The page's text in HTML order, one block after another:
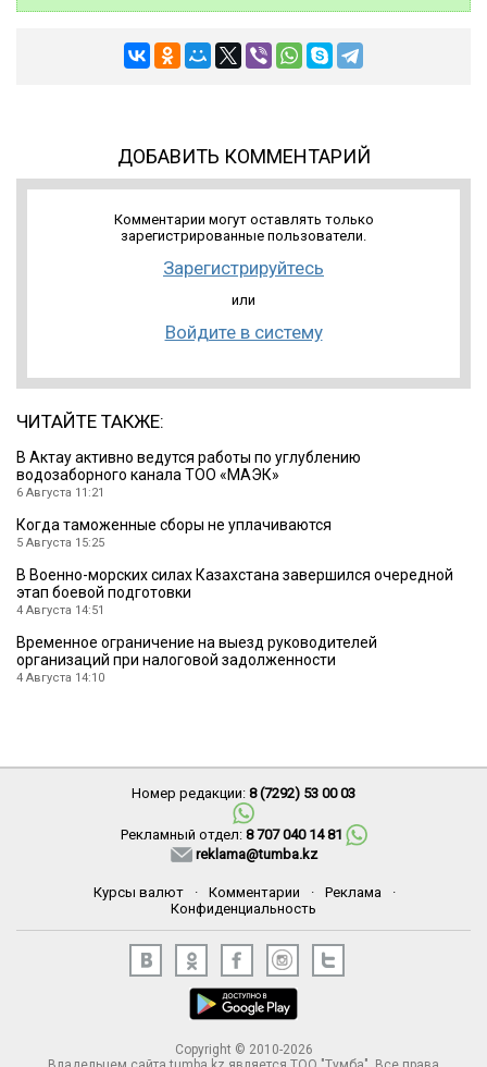
ДОБАВИТЬ КОММЕНТАРИЙ
Комментарии могут оставлять только
зарегистрированные пользователи.
Зарегистрируйтесь
или
Войдите в систему
ЧИТАЙТЕ ТАКЖЕ:
В Актау активно ведутся работы по углублению
водозаборного канала ТОО «МАЭК»
6 Августа 11:21
Когда таможенные сборы не уплачиваются
5 Августа 15:25
В Военно-морских силах Казахстана завершился очередной
этап боевой подготовки
4 Августа 14:51
Временное ограничение на выезд руководителей
организаций при налоговой задолженности
4 Августа 14:10
Номер редакции: 8 (7292) 53 00 03
Рекламный отдел: 8 707 040 14 81
reklama@tumba.kz
Курсы валют · Комментарии · Реклама
·
Конфиденциальность
Copyright © 2010-2026